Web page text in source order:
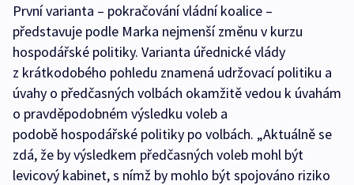
První varianta – pokračování vládní koalice –
představuje podle Marka nejmenší změnu v kurzu
hospodářské politiky. Varianta úřednické vlády
z krátkodobého pohledu znamená udržovací politiku a
úvahy o předčasných volbách okamžitě vedou k úvahám
o pravděpodobném výsledku voleb a
podobě hospodářské politiky po volbách. „Aktuálně se
zdá, že by výsledkem předčasných voleb mohl být
levicový kabinet, s nímž by mohlo být spojováno riziko